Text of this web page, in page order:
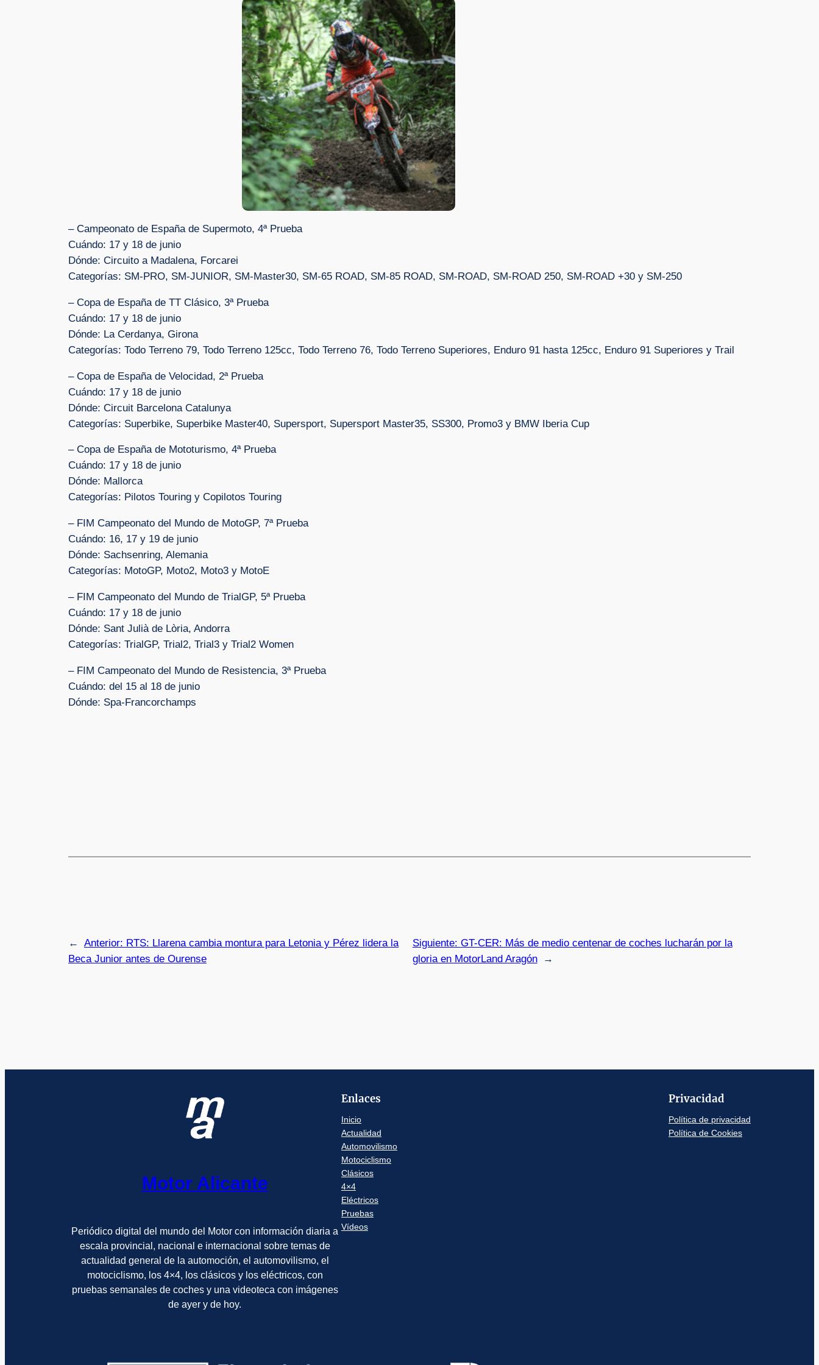
– Campeonato de España de Supermoto, 4ª Prueba
Cuándo: 17 y 18 de junio
Dónde: Circuito a Madalena, Forcarei
Categorías: SM-PRO, SM-JUNIOR, SM-Master30, SM-65 ROAD, SM-85 ROAD, SM-ROAD, SM-ROAD 250, SM-ROAD +30 y SM-250
– Copa de España de TT Clásico, 3ª Prueba
Cuándo: 17 y 18 de junio
Dónde: La Cerdanya, Girona
Categorías: Todo Terreno 79, Todo Terreno 125cc, Todo Terreno 76, Todo Terreno Superiores, Enduro 91 hasta 125cc, Enduro 91 Superiores y Trail
– Copa de España de Velocidad, 2ª Prueba
Cuándo: 17 y 18 de junio
Dónde: Circuit Barcelona Catalunya
Categorías: Superbike, Superbike Master40, Supersport, Supersport Master35, SS300, Promo3 y BMW Iberia Cup
– Copa de España de Mototurismo, 4ª Prueba
Cuándo: 17 y 18 de junio
Dónde: Mallorca
Categorías: Pilotos Touring y Copilotos Touring
– FIM Campeonato del Mundo de MotoGP, 7ª Prueba
Cuándo: 16, 17 y 19 de junio
Dónde: Sachsenring, Alemania
Categorías: MotoGP, Moto2, Moto3 y MotoE
– FIM Campeonato del Mundo de TrialGP, 5ª Prueba
Cuándo: 17 y 18 de junio
Dónde: Sant Julià de Lòria, Andorra
Categorías: TrialGP, Trial2, Trial3 y Trial2 Women
– FIM Campeonato del Mundo de Resistencia, 3ª Prueba
Cuándo: del 15 al 18 de junio
Dónde: Spa-Francorchamps
← Anterior: RTS: Llarena cambia montura para Letonia y Pérez lidera la
Beca Junior antes de Ourense
Siguiente: GT-CER: Más de medio centenar de coches lucharán por la
gloria en MotorLand Aragón
→
Motor Alicante
Periódico digital del mundo del Motor con información diaria a
escala provincial, nacional e internacional sobre temas de
actualidad general de la automoción, el automovilismo, el
motociclismo, los 4×4, los clásicos y los eléctricos, con
pruebas semanales de coches y una videoteca con imágenes
de ayer y de hoy.
Enlaces
Inicio
Actualidad
Automovilismo
Motociclismo
Clásicos
4×4
Eléctricos
Pruebas
Vídeos
Privacidad
Política de privacidad
Política de Cookies